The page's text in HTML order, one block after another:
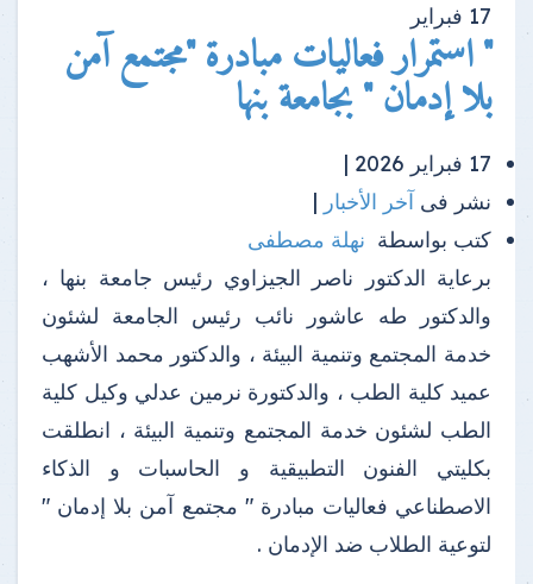
17 فبراير
" استمرار فعاليات مبادرة "مجتمع آمن
بلا إدمان " بجامعة بنها
17 فبراير 2026 |
نشر فى آخر الأخبار |
كتب بواسطة نهلة مصطفى
برعاية الدكتور ناصر الجيزاوي رئيس جامعة بنها ،
والدكتور طه عاشور نائب رئيس الجامعة لشئون
خدمة المجتمع وتنمية البيئة ، والدكتور محمد الأشهب
عميد كلية الطب ، والدكتورة نرمين عدلي وكيل كلية
الطب لشئون خدمة المجتمع وتنمية البيئة ، انطلقت
بكليتي الفنون التطبيقية و الحاسبات و الذكاء
الاصطناعي فعاليات مبادرة " مجتمع آمن بلا إدمان "
لتوعية الطلاب ضد الإدمان .